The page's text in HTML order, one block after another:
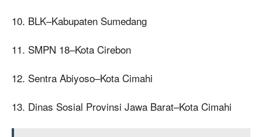
10. BLK–Kabupaten Sumedang
11. SMPN 18–Kota Cirebon
12. Sentra Abiyoso–Kota Cimahi
13. Dinas Sosial Provinsi Jawa Barat–Kota Cimahi